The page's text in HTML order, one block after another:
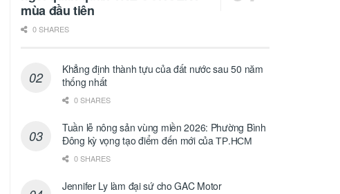
mùa đầu tiên
0 SHARES
Khẳng định thành tựu của đất nước sau 50 năm
thống nhất
0 SHARES
Tuần lễ nông sản vùng miền 2026: Phường Bình
Đông kỳ vọng tạo điểm đến mới của ТР.НСМ
0 SHARES
Jennifer Ly làm đại sứ cho GAC Motor